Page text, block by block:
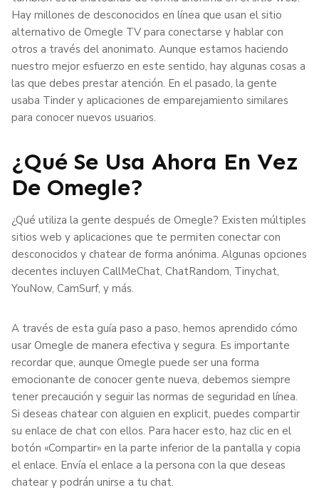
Hay millones de desconocidos en línea que usan el sitio
alternativo de Omegle TV para conectarse y hablar con
otros a través del anonimato. Aunque estamos haciendo
nuestro mejor esfuerzo en este sentido, hay algunas cosas a
las que debes prestar atención. En el pasado, la gente
usaba Tinder y aplicaciones de emparejamiento similares
para conocer nuevos usuarios.
¿Qué Se Usa Ahora En Vez
De Omegle?
¿Qué utiliza la gente después de Omegle? Existen múltiples
sitios web y aplicaciones que te permiten conectar con
desconocidos y chatear de forma anónima. Algunas opciones
decentes incluyen CallMeChat, ChatRandom, Tinychat,
YouNow, CamSurf, y más.
A través de esta guía paso a paso, hemos aprendido cómo
usar Omegle de manera efectiva y segura. Es importante
recordar que, aunque Omegle puede ser una forma
emocionante de conocer gente nueva, debemos siempre
tener precaución y seguir las normas de seguridad en línea.
Si deseas chatear con alguien en explicit, puedes compartir
su enlace de chat con ellos. Para hacer esto, haz clic en el
botón «Compartir» en la parte inferior de la pantalla y copia
el enlace. Envía el enlace a la persona con la que deseas
chatear y podrán unirse a tu chat.